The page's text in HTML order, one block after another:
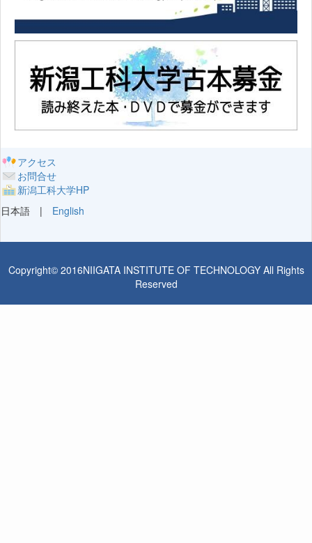
アクセス
お問合せ
新潟工科大学HP
日本語 | English
Copyright© 2016NIIGATA INSTITUTE OF TECHNOLOGY All Rights
Reserved